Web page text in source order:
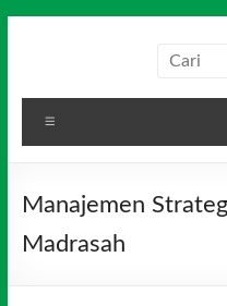
Media
Indonesia
Manajemen
Madrasah